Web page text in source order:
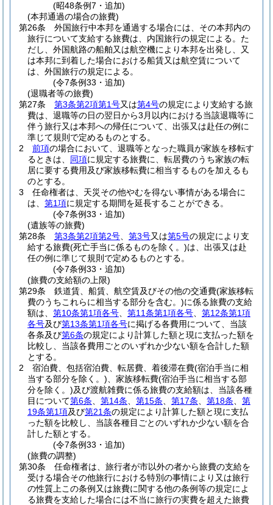
(昭48条例7・追加)
(本邦通過の場合の旅費)
第26条
外国旅行中本邦を通過する場合には、その本邦内の
旅行について支給する旅費は、内国旅行の規定による。 た
だし、外国航路の船舶又は航空機により本邦を出発し、又
は本邦に到着した場合における船賃又は航空賃について
は、外国旅行の規定による。
(令7条例33・追加)
(退職者等の旅費)
第27条
第3条第2項第1号又は第4号の規定により支給する旅
費は、退職等の日の翌日から3月以内における当該退職等に
伴う旅行又は本邦への帰任について、出張又は赴任の例に
準じて規則で定めるものとする。
2
前項の場合において、退職等となった職員が家族を移転す
るときは、 同項に規定する旅費に、転居費のうち家族の転
居に要する費用及び家族移転費に相当するものを加えるも
のとする。
3
任命権者は、天災その他やむを得ない事情がある場合に
は、 第1項に規定する期間を延長することができる。
(令7条例33・追加)
(遺族等の旅費)
第28条
第3条第2項第2号 第3号又は第5号の規定により支
給する旅費(死亡手当に係るものを除く。)は、出張又は赴
任の例に準じて規則で定めるものとする。
(令7条例33・追加)
(旅費の支給額の上限)
第29条
鉄道賃、船賃、航空賃及びその他の交通費(家族移転
費のうちこれらに相当する部分を含む。)に係る旅費の支給
額は、 第10条第1項各号 第11条第1項各号
第12条第1項
各号及び第13条第1項各号に掲げる各費用について、当該
各条及び第6条の規定により計算した額と現に支払った額を
比較し、当該各費用ごとのいずれか少ない額を合計した額
とする。
2
宿泊費、包括宿泊費、転居費、着後滞在費(宿泊手当に相
当する部分を除く。) 、家族移転費(宿泊手当に相当する部
分を除く。)及び渡航雑費に係る旅費の支給額は、当該各種
目について第6条 第14条 第15条 第17条 第18条
第
19条第1項及び第21条の規定により計算した額と現に支払
った額を比較し、当該各種目ごとのいずれか少ない額を合
計した額とする。
(令7条例33・追加)
(旅費の調整)
第30条
任命権者は、旅行者が市以外の者から旅費の支給を
受ける場合その他旅行における特別の事情により又は旅行
の性質上この条例又は旅費に関する他の条例等の規定によ
る旅費を支給した場合には不当に旅行の実費を超えた旅費